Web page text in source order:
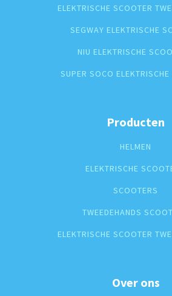
ELEKTRISCHE SCOOTER
SEGWAY ELEKTRISCHE
NIU ELEKTRISCHE
SUPER SOCO ELEKTRISCHE
Producten
HELMEN
ELEKTRISCHE
SCOOTERS
TWEEDEHANDS
ELEKTRISCHE SCOOTER
Over ons